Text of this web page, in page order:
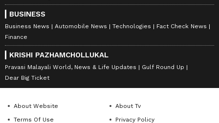
BUSINESS
Business News Automobile News Technologies
Fact Check News
Finance
KRISHI PAZHAMCHOLLUKAL
Pravasi Malayali World, News & Life Updates
Gulf Round Up
Dear Big Ticket
About Website
About Tv
Terms Of Use
Privacy Policy